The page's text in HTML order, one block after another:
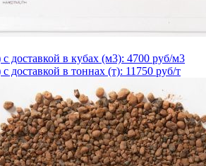
доставкой в кубах (м3): 4700 руб/м3
доставкой в тоннах (т): 11750 руб/т